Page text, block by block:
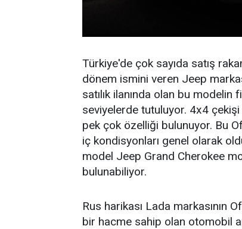
Türkiye'de çok sayıda satış
dönem ismini veren Jeep
satılık ilanında olan bu modelin
seviyelerde tutuluyor. 4x4
pek çok özelliği bulunuyor. Bu
iç kondisyonları genel olarak
model Jeep Grand Cherokee
bulunabiliyor.
Rus harikası Lada markasının
bir hacme sahip olan otomobil